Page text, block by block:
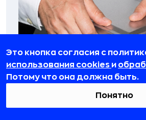
Сбербанк запустит
Это кнопка согласия с
использования cookies и
Потому что она должна быть.
Понятно